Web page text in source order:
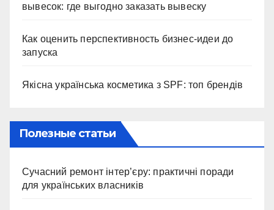
вывесок: где выгодно заказать вывеску
Как оценить перспективность бизнес-идеи до
запуска
Якісна українська косметика з SPF: топ брендів
Полезные статьи
Сучасний ремонт інтер’єру: практичні поради
для українських власників